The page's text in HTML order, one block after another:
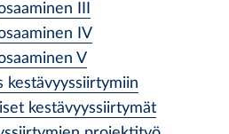
III
IV
V
kestävyyssiirtymiin
kestävyyssiirtymät